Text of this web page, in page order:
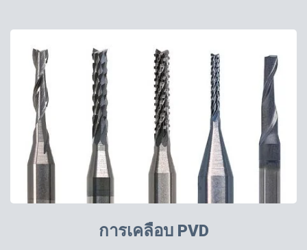
การเคลือบ PVD